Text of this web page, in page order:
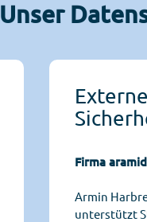
Unser
Firma
Armin
unterstützt